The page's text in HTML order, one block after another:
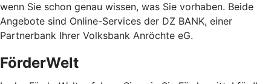
wenn Sie schon genau wissen, was Sie vorhaben. Beide
Angebote sind Online-Services der DZ BANK, einer
Partnerbank Ihrer Volksbank Anröchte eG.
FörderWelt